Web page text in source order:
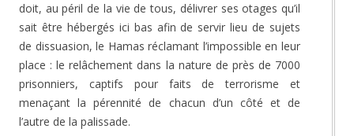
doit, au péril de la vie de tous, délivrer ses otages qu’il
sait être hébergés ici bas afin de servir lieu de sujets
de dissuasion, le Hamas réclamant l’impossible en leur
place : le relâchement dans la nature de près de 7000
prisonniers, captifs pour faits de terrorisme et
menaçant la pérennité de chacun d’un côté et de
l’autre de la palissade.